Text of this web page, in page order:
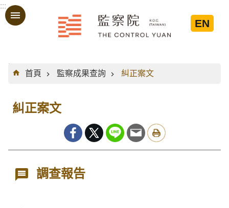
跳到主要內容區塊
:::
EN
:::
首頁
監察成果查詢 糾正案文
糾正案文
調查報告